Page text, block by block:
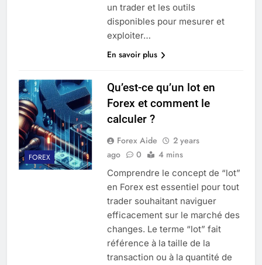
un trader et les outils
disponibles pour mesurer et
exploiter…
En savoir plus
FOREX
Qu’est-ce qu’un lot en
Forex et comment le
calculer ?
Forex Aide
2 years
ago
0 4 mins
Comprendre le concept de “lot”
en Forex est essentiel pour tout
trader souhaitant naviguer
efficacement sur le marché des
changes. Le terme “lot” fait
référence à la taille de la
transaction ou à la quantité de